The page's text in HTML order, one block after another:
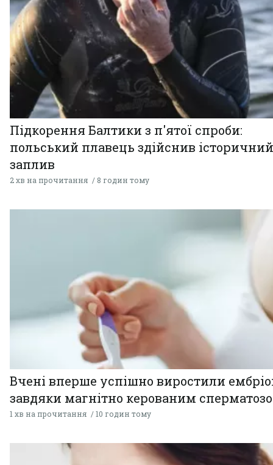
Підкорення Балтики з п'ятої спроби:
польський плавець здійснив історичний
заплив
2 хв на прочитання 8 годин тому
Вчені вперше успішно виростили
завдяки магнітно керованим
1 хв на прочитання 10 годин тому